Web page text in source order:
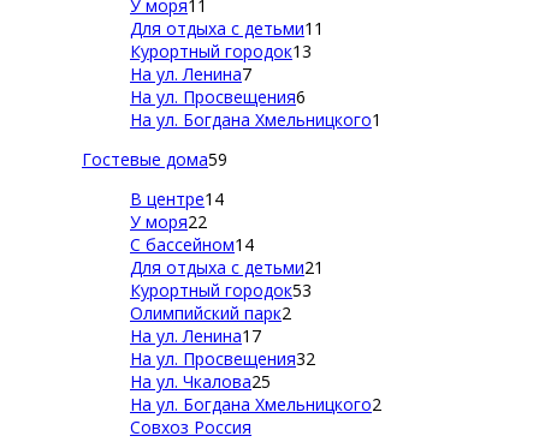
У моря11
Для отдыха с детьми11
Курортный городок13
На ул. Ленина7
На ул. Просвещения6
На ул. Богдана Хмельницкого1
Гостевые дома59
В центре14
У моря22
С бассейном14
Для отдыха с детьми21
Курортный городок53
Олимпийский парк2
На ул. Ленина17
На ул. Просвещения32
На ул. Чкалова25
На ул. Богдана Хмельницкого2
Совхоз Россия